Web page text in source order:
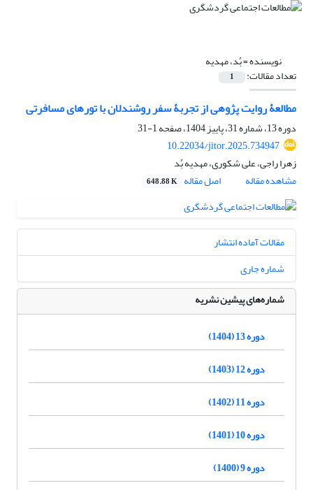
نویسنده =بُد، مهدیه
تعداد مقالات: 1
مطالعۀ روایت ­پژوهی از تجربۀ سفر روشندلان با تور­های مسافرتی
دوره 13، شماره 31، پاییز 1404، صفحه
1-31
10.22034/jitor.2025.734947
زهرا راجی، علی شکوری، مهدیه بُد
مشاهده مقاله
اصل مقاله 648.88 K
مقالات آماده انتشار
شماره جاری
شماره‌های پیشین نشریه
دوره 13 (1404)
دوره 12 (1403)
دوره 11 (1402)
دوره 10 (1401)
دوره 9 (1400)